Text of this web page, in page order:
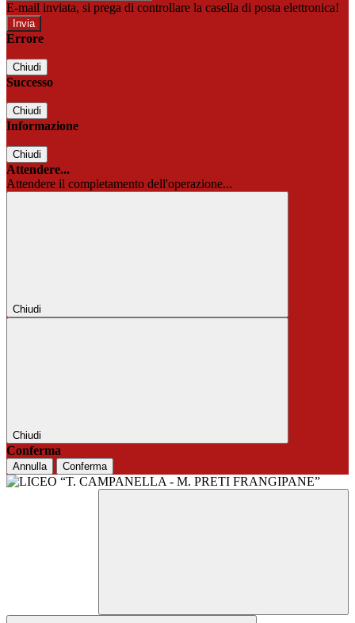
E-mail inviata, si prega di controllare la casella di posta elettronica!
Errore
Chiudi
Successo
Chiudi
Informazione
Chiudi
Attendere...
Attendere il completamento dell'operazione...
Chiudi
Chiudi
Conferma
Annulla Conferma